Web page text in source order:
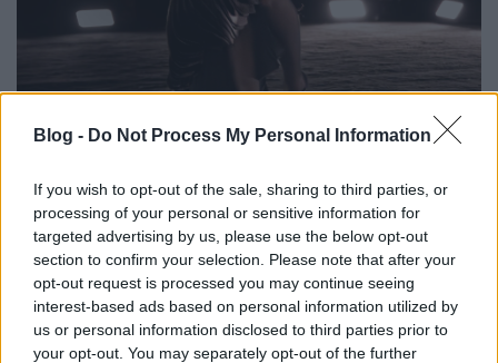
Blog - Do Not Process My Personal Information
If you wish to opt-out of the sale, sharing to third parties, or
processing of your personal or sensitive information for
targeted advertising by us, please use the below opt-out
section to confirm your selection. Please note that after your
opt-out request is processed you may continue seeing
interest-based ads based on personal information utilized by
us or personal information disclosed to third parties prior to
your opt-out. You may separately opt-out of the further